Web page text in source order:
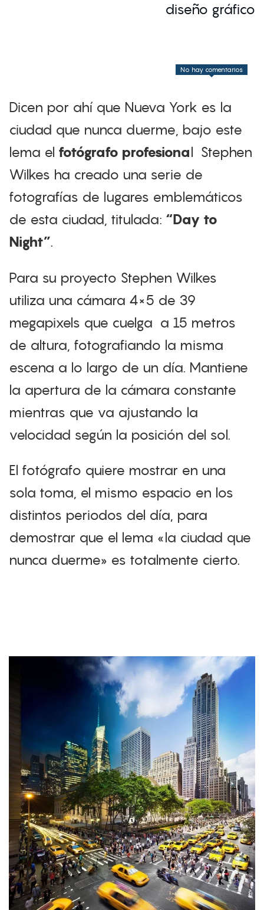
diseño gráfico
No hay comentarios
Dicen por ahí que Nueva York es la
ciudad que nunca duerme, bajo este
lema el fotógrafo profesional Stephen
Wilkes ha creado una serie de
fotografías de lugares emblemáticos
de esta ciudad, titulada: “Day to
Night”.
Para su proyecto Stephen Wilkes
utiliza una cámara 4×5 de 39
megapixels que cuelga a 15 metros
de altura, fotografiando la misma
escena a lo largo de un día. Mantiene
la apertura de la cámara constante
mientras que va ajustando la
velocidad según la posición del sol.
El fotógrafo quiere mostrar en una
sola toma, el mismo espacio en los
distintos periodos del día, para
demostrar que el lema «la ciudad que
nunca duerme» es totalmente cierto.